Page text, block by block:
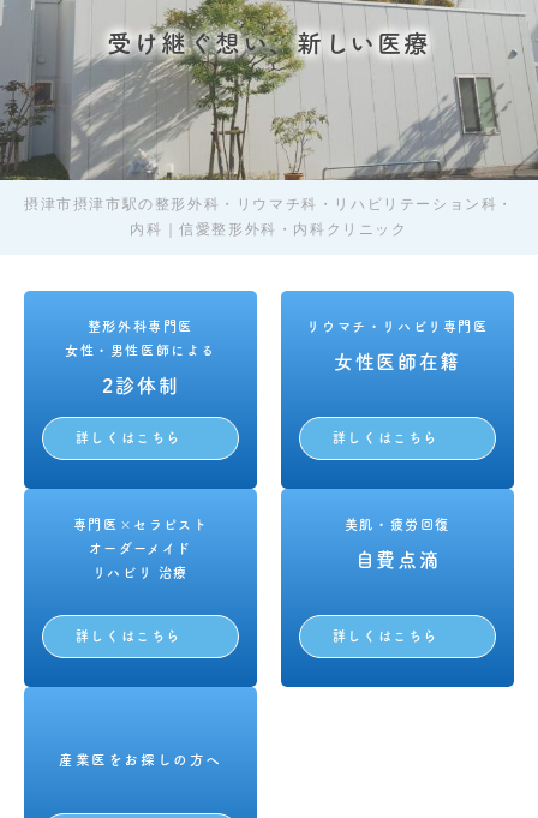
受け継ぐ想い、新しい医療
摂津市摂津市駅の整形外科・リウマチ科・リハビリテーション科・
内科｜信愛整形外科・内科クリニック
整形外科専門医
女性・男性医師による
2診体制
詳しくはこちら
リウマチ・リハビリ専門医
女性医師在籍
詳しくはこちら
専門医×セラピスト
オーダーメイド
リハビリ 治療
詳しくはこちら
美肌・疲労回復
自費点滴
詳しくはこちら
産業医をお探しの方へ